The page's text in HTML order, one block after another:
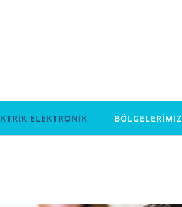
ELEKTRONİK BÖLGELERİMİZ